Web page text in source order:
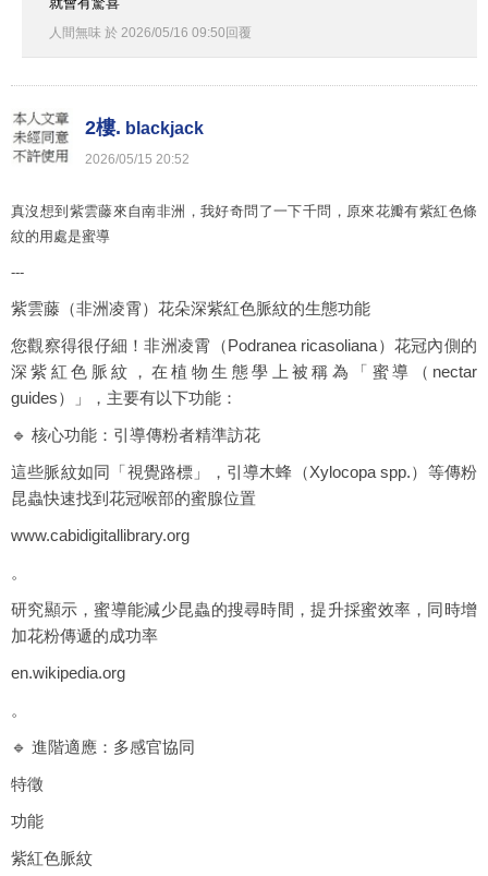
人間無味 於 2026/05/16 09:50回覆
2樓. blackjack
2026/05/15 20:52
真沒想到紫雲藤來自南非洲，我好奇問了一下千問，原來花瓣有紫紅色條
紋的用處是蜜導
---
紫雲藤（非洲凌霄）花朵深紫紅色脈紋的生態功能
您觀察得很仔細！非洲凌霄（Podranea ricasoliana）花冠內側的
深紫紅色脈紋，在植物生態學上被稱為「蜜導（nectar
guides）」，主要有以下功能：
🔹 核心功能：引導傳粉者精準訪花
這些脈紋如同「視覺路標」，引導木蜂（Xylocopa spp.）等傳粉
昆蟲快速找到花冠喉部的蜜腺位置
www.cabidigitallibrary.org
。
研究顯示，蜜導能減少昆蟲的搜尋時間，提升採蜜效率，同時增
加花粉傳遞的成功率
en.wikipedia.org
。
🔹 進階適應：多感官協同
特徵
功能
紫紅色脈紋